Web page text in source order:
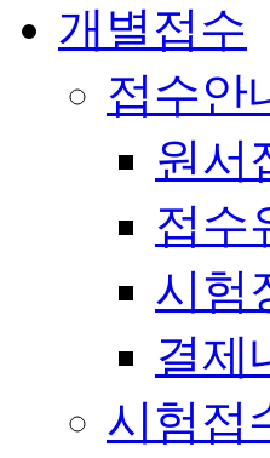
개별접수
접수안
원서
접수
시험
결제
시험접